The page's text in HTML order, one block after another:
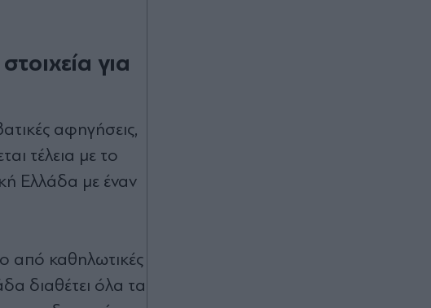
για
αφηγήσεις,
τέλεια με το
Ελλάδα με έναν
από καθηλωτικές
διαθέτει όλα τα